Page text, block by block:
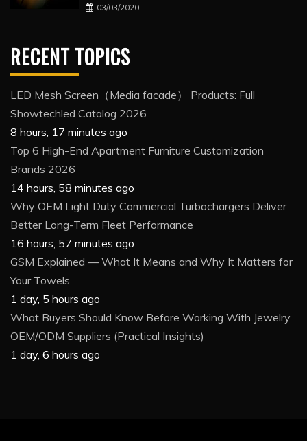
03/03/2020
RECENT TOPICS
LED Mesh Screen（Media facade） Products: Full
Showtechled Catalog 2026
8 hours, 17 minutes ago
Top 6 High-End Apartment Furniture Customization
Brands 2026
14 hours, 58 minutes ago
Why OEM Light Duty Commercial Turbochargers Deliver
Better Long-Term Fleet Performance
16 hours, 57 minutes ago
GSM Explained — What It Means and Why It Matters for
Your Towels
1 day, 5 hours ago
What Buyers Should Know Before Working With Jewelry
OEM/ODM Suppliers (Practical Insights)
1 day, 6 hours ago